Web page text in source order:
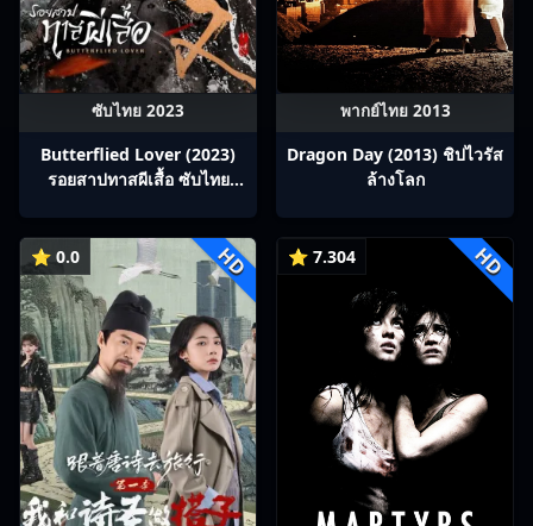
ซับไทย 2023
Butterflied Lover (2023)
รอยสาปทาสผีเสื้อ ซับไทย
พากย์ไทย 2013
Dragon Day (2013) ชิปไวรัส
ล้างโลก
⭐ 0.0 HD ⭐ 7.304 HD